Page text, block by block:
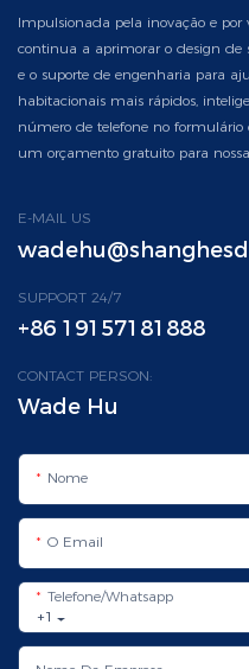
Impulsionada pela inovação e por
continua a aprimorar o design de
e o suporte de engenharia para
habitacionais mais rápidos,
número de telefone no formulário
um orçamento gratuito para
E-MAIL US
SUPPORT 24/7
+86 19157181888
CONTACT PERSON:
Wade Hu
Nome
O Email
+1
Telefone/whatsapp